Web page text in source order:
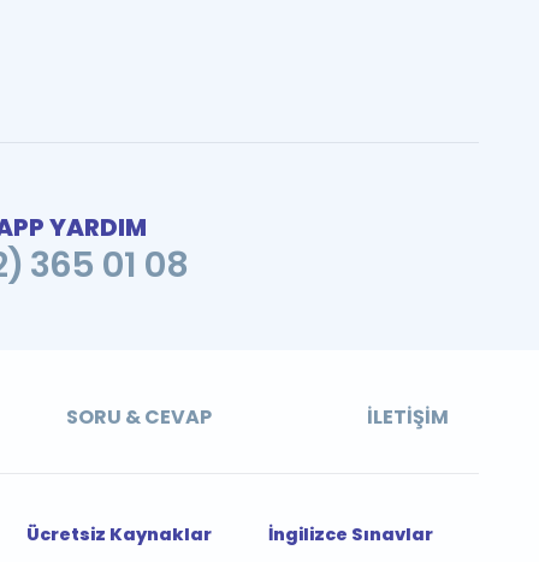
YARDIM
365 01 08
SORU & CEVAP İLETIŞIM
Ücretsiz Kaynaklar
İngilizce Sınavlar